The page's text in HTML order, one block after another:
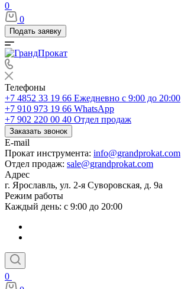
0
0
Подать заявку
Телефоны
+7 4852 33 19 66 Ежедневно с 9:00 до 20:00
+7 910 973 19 66 WhatsApp
+7 902 220 00 40 Отдел продаж
Заказать звонок
E-mail
Прокат инструмента: info@grandprokat.com
Отдел продаж: sale@grandprokat.com
Адрес
г. Ярославль, ул. 2-я Суворовская, д. 9а
Режим работы
Каждый день: с 9:00 до 20:00
0